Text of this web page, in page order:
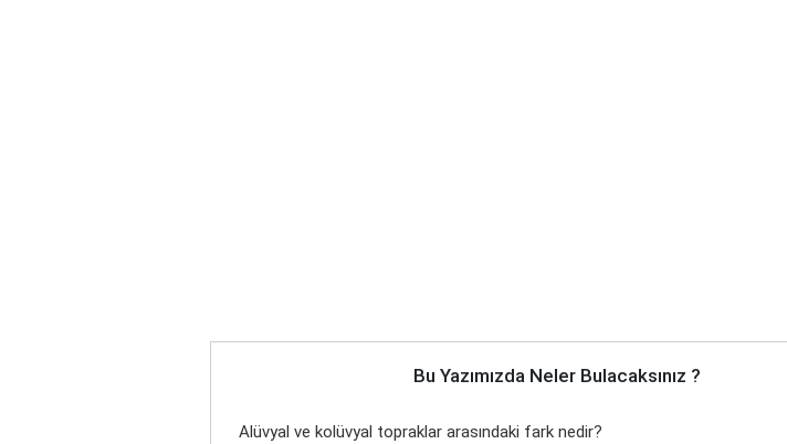
Bu Yazımızda Neler Bulacaksınız ?
Alüvyal ve kolüvyal topraklar arasındaki fark nedir?